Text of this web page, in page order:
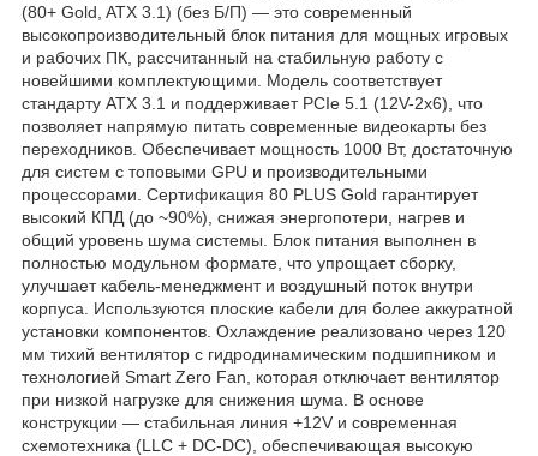
(80+ Gold, ATX 3.1) (без Б/П) — это современный
высокопроизводительный блок питания для мощных игровых
и рабочих ПК, рассчитанный на стабильную работу с
новейшими комплектующими. Модель соответствует
стандарту ATX 3.1 и поддерживает PCIe 5.1 (12V-2x6), что
позволяет напрямую питать современные видеокарты без
переходников. Обеспечивает мощность 1000 Вт, достаточную
для систем с топовыми GPU и производительными
процессорами. Сертификация 80 PLUS Gold гарантирует
высокий КПД (до ~90%), снижая энергопотери, нагрев и
общий уровень шума системы. Блок питания выполнен в
полностью модульном формате, что упрощает сборку,
улучшает кабель-менеджмент и воздушный поток внутри
корпуса. Используются плоские кабели для более аккуратной
установки компонентов. Охлаждение реализовано через 120
мм тихий вентилятор с гидродинамическим подшипником и
технологией Smart Zero Fan, которая отключает вентилятор
при низкой нагрузке для снижения шума. В основе
конструкции — стабильная линия +12V и современная
схемотехника (LLC + DC-DC), обеспечивающая высокую